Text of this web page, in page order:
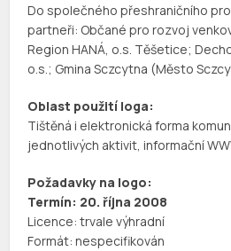
Do společného přeshraničního
partneři: Občané pro rozvoj
Region HANÁ, o.s. Těšetice;
o.s.; Gmina Sczcytna (Město
Oblast použití loga:
Tištěná i elektronická forma
jednotlivých aktivit, informační
Požadavky na logo:
Termín: 20. října 2008
Licence: trvale výhradní
Formát: nespecifikován